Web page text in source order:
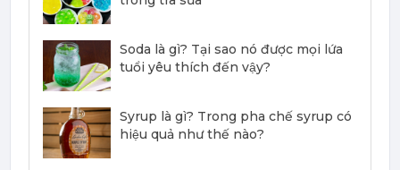
367,000 đ
Soda là gì? Tại sao nó được mọi lứa
tuổi yêu thích đến vậy?
Syrup là gì? Trong pha chế syrup có
hiệu quả như thế nào?